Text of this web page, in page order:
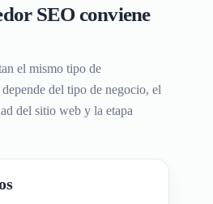
SEO conviene
el mismo tipo de
del tipo de negocio, el
del sitio web y la etapa